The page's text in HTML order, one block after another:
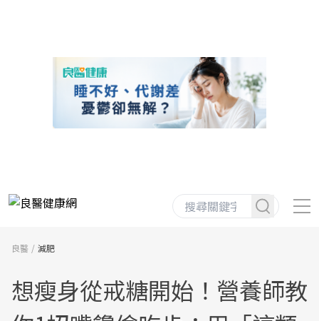
良醫 減肥
想瘦身從戒糖開始！營養師教